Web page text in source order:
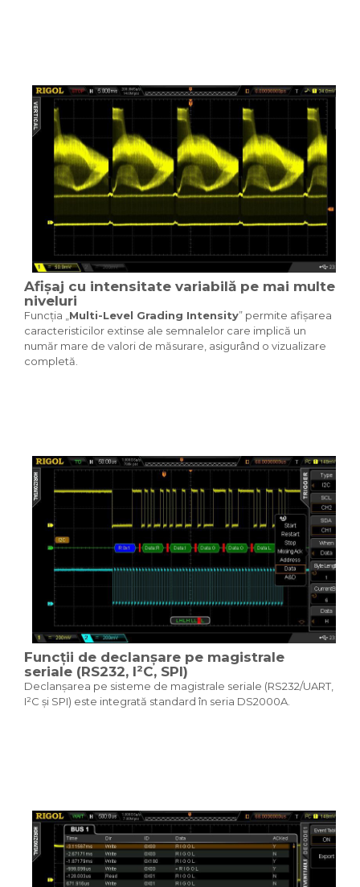
Afișaj cu intensitate variabilă pe mai multe
niveluri
Funcția „ Multi-Level Grading Intensity” permite afișarea
caracteristicilor extinse ale semnalelor care implică un
număr mare de valori de măsurare, asigurând o vizualizare
completă.
Funcții de declanșare pe magistrale
seriale (RS232, I²C, SPI)
Declanșarea pe sisteme de magistrale seriale (RS232/UART,
I²C și SPI) este integrată standard în seria DS2000A.